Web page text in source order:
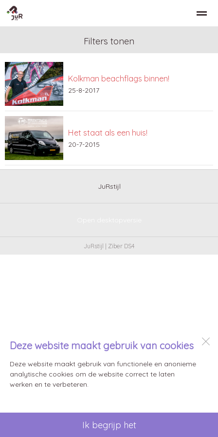
Home Zoeken Nieuws Bellen
Deze website maakt gebruik van cookies
Deze website maakt gebruik van functionele en anonieme
analytische cookies om de website correct te laten
werken en te verbeteren.
Ik begrijp het
Filters tonen
Kolkman beachflags binnen!
25-8-2017
Het staat als een huis!
20-7-2015
JuRstijl
JuRstijl | Ziber DS4